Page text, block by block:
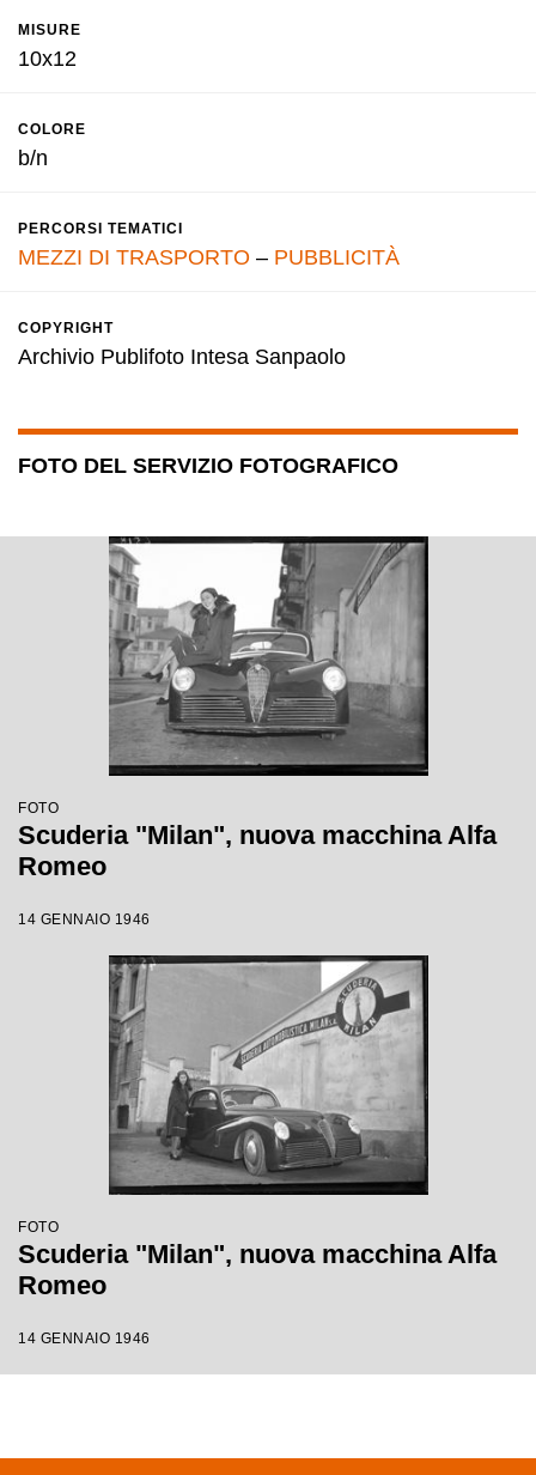
MISURE
10x12
COLORE
b/n
PERCORSI TEMATICI
MEZZI DI TRASPORTO – PUBBLICITÀ
COPYRIGHT
Archivio Publifoto Intesa Sanpaolo
FOTO DEL SERVIZIO FOTOGRAFICO
FOTO
Scuderia "Milan", nuova macchina Alfa
Romeo
14 GENNAIO 1946
FOTO
Scuderia "Milan", nuova macchina Alfa
Romeo
14 GENNAIO 1946